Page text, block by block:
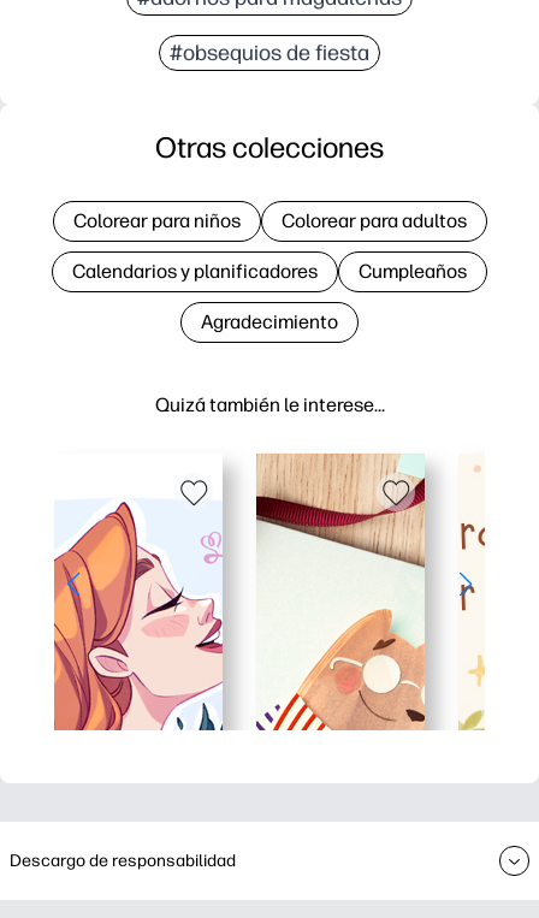
#obsequios de fiesta
Quizá también le interese…
Otras colecciones
Colorear para niños Colorear para adultos
Calendarios y planificadores Cumpleaños
Agradecimiento
Descargo de responsabilidad